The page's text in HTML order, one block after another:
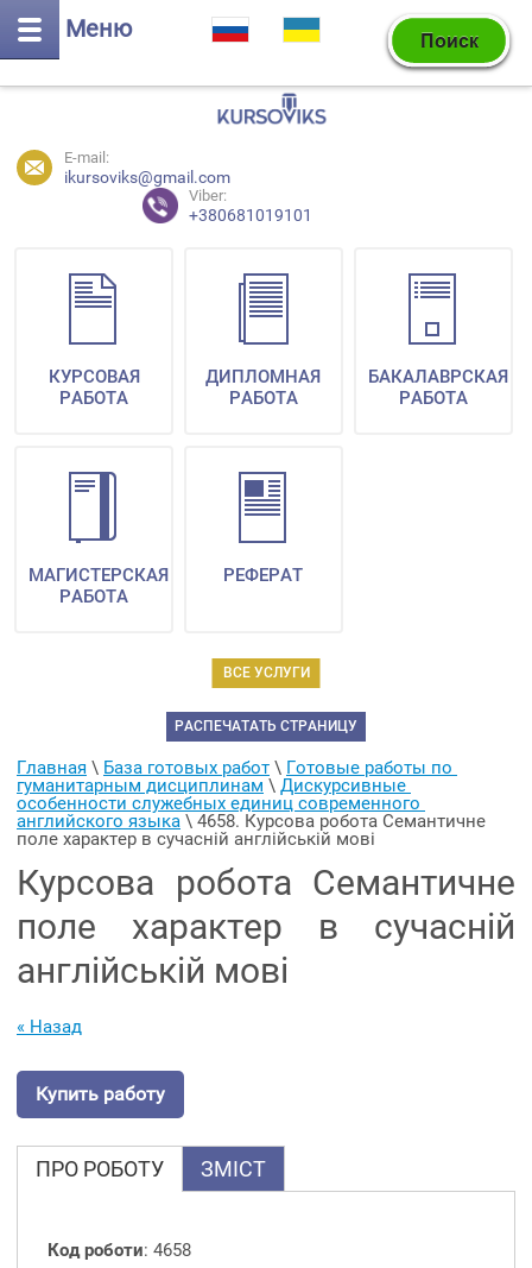
Меню
E-mail:
ikursoviks@gmail.com
Viber:
+380681019101
ВСЕ УСЛУГИ
КУРСОВАЯ
РАБОТА
ДИПЛОМНАЯ
РАБОТА
БАКАЛАВРСКАЯ
РАБОТА
МАГИСТЕРСКАЯ
РАБОТА
РЕФЕРАТ
РАСПЕЧАТАТЬ СТРАНИЦУ
Главная \ База готовых работ \ Готовые работы по
гуманитарным дисциплинам \ Дискурсивные
особенности служебных единиц современного
английского языка \ 4658. Курсова робота Семантичне
поле характер в сучасній англійській мові
Курсова робота Семантичне
поле характер в сучасній
англійській мові
« Назад
Купить работу
ПРО РОБОТУ ЗМІСТ
Код роботи: 4658